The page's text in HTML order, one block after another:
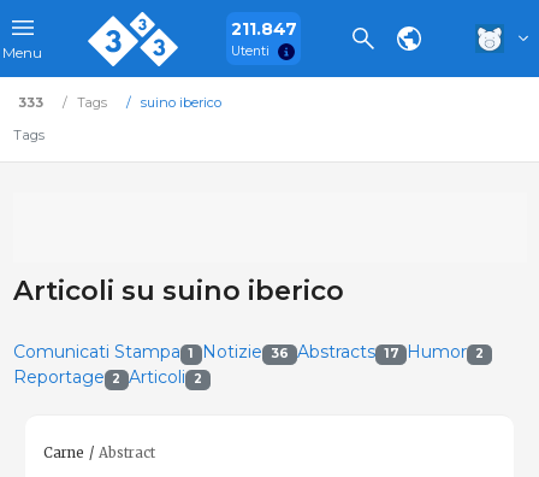
Menu
211.847
Utenti
333 Tags
suino iberico
Tags
Articoli su suino iberico
Comunicati Stampa 1 Notizie 36 Abstracts 17 Humor 2
Reportage 2 Articoli 2
Carne Abstract